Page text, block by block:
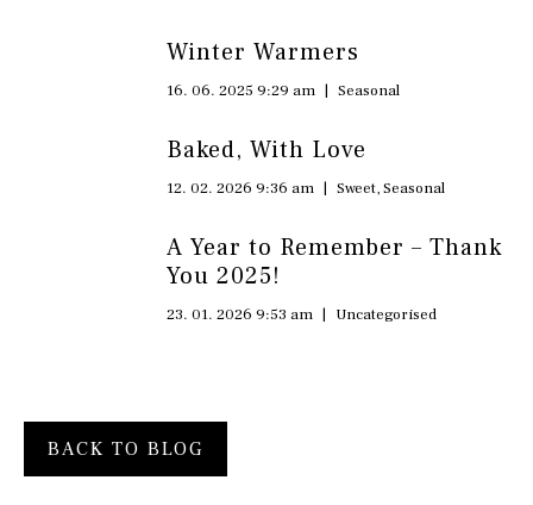
Winter Warmers
16. 06. 2025 9:29 am | Seasonal
Baked, With Love
12. 02. 2026 9:36 am | Sweet,Seasonal
A Year to Remember – Thank
You 2025!
23. 01. 2026 9:53 am | Uncategorised
BACK TO BLOG